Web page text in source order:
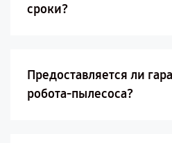
сроки?
Предоставляется ли
робота-пылесоса?